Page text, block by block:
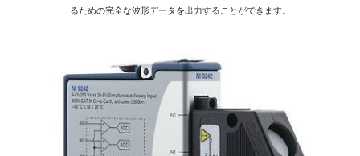
るための完全な波形データを出力することができます。